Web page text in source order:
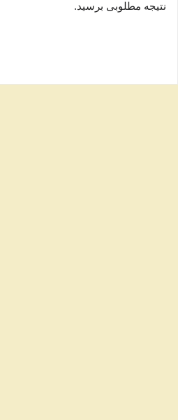
نتیجه مطلوبی برسید.